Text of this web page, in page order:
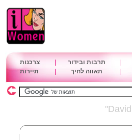
תרבות ובידור
צרכנות
תאווה לחיך תיירות